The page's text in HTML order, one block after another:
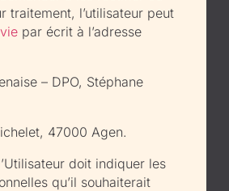
traitement, l’utilisateur peut
par écrit à l’adresse
– DPO, Stéphane
47000 Agen.
doit indiquer les
qu’il souhaiterait